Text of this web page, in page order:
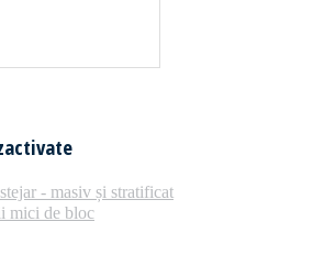
- masiv și stratificat
mici de bloc